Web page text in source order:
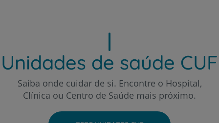
Hospital CUF Sintra
Hospital CUF Tejo - Lisboa
Hospital CUF Torres Vedras
Unidades de saúde CUF
Saiba onde cuidar de si. Encontre o Hospital,
Clínica ou Centro de Saúde mais próximo.